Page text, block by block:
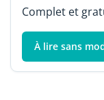
Complet et
À lire sans